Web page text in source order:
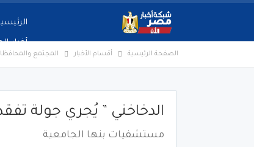
أخبار
الصفحة الرئيسية أقسام الأخبار المجتمع
الدخاخني ” يُجري جولة
مستشفيات بنها الجامعية